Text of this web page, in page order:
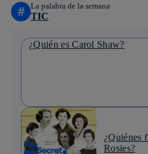
# La palabra de la semana
TIC
¿Quién es Carol Shaw?
¿Quiénes
Rosies?